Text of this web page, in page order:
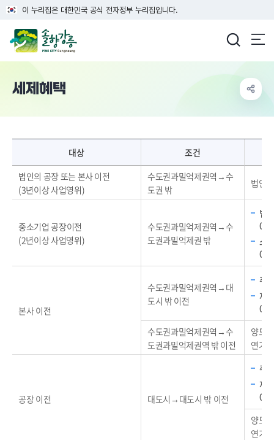
이 누리집은 대한민국 공식 전자정부 누리집입니다.
세제혜택
대상
조건
법인의 공장 또는 본사 이전
(3년이상 사업영위)
수도권과밀억제권역→수
도권 밖
법인
중소기업 공장이전
(2년이상 사업영위)
수도권과밀억제권역→수
도권과밀억제권 밖
법
0%
소
0%
본사 이전
수도권과밀억제권역→대
도시 밖 이전
취
재
0%
수도권과밀억제권역→수
도권과밀억제권역 밖 이전
양도
연기+
공장 이전 대도시→대도시 밖 이전
취
재
0%
양도
연기+